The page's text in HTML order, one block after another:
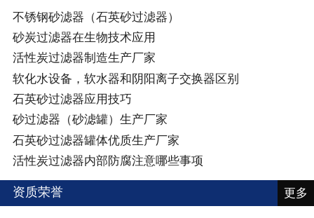
不锈钢砂滤器（石英砂过滤器）
砂炭过滤器在生物技术应用
活性炭过滤器制造生产厂家
软化水设备，软水器和阴阳离子交换器区别
石英砂过滤器应用技巧
砂过滤器（砂滤罐）生产厂家
石英砂过滤器罐体优质生产厂家
活性炭过滤器内部防腐注意哪些事项
资质荣誉 更多